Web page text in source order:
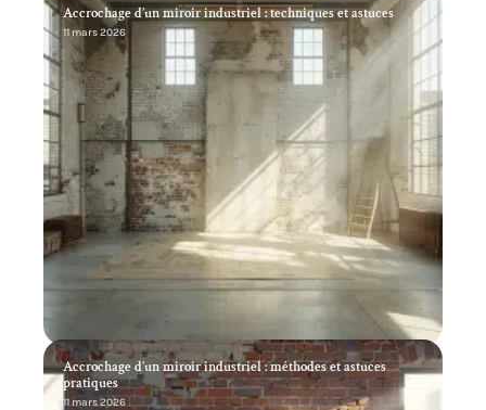
Accrochage d’un miroir industriel : techniques et astuces
11 mars 2026
Accrochage d’un miroir industriel : méthodes et astuces
pratiques
11 mars 2026